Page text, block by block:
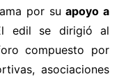
por suapoyo a
edil se dirigió al
compuesto por
asociaciones